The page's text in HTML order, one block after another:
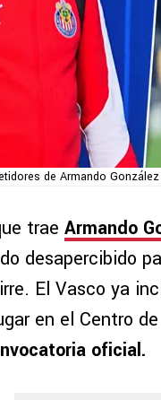
de Armando
trae Armando
desapercibido
El Vasco ya
en el Centro
oficial.